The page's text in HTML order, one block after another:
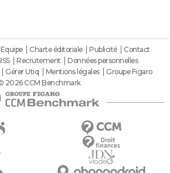
Equipe Charte éditoriale Publicité
Contact
Recrutement
Données personnelles
Gérer Utiq Mentions légales
Groupe Figaro
2026 CCM Benchmark